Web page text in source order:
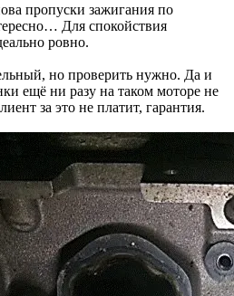
пропуски зажигания по
Для спокойствия
ровно.
но проверить нужно. Да и
ещё ни разу на таком моторе не
за это не платит, гарантия.